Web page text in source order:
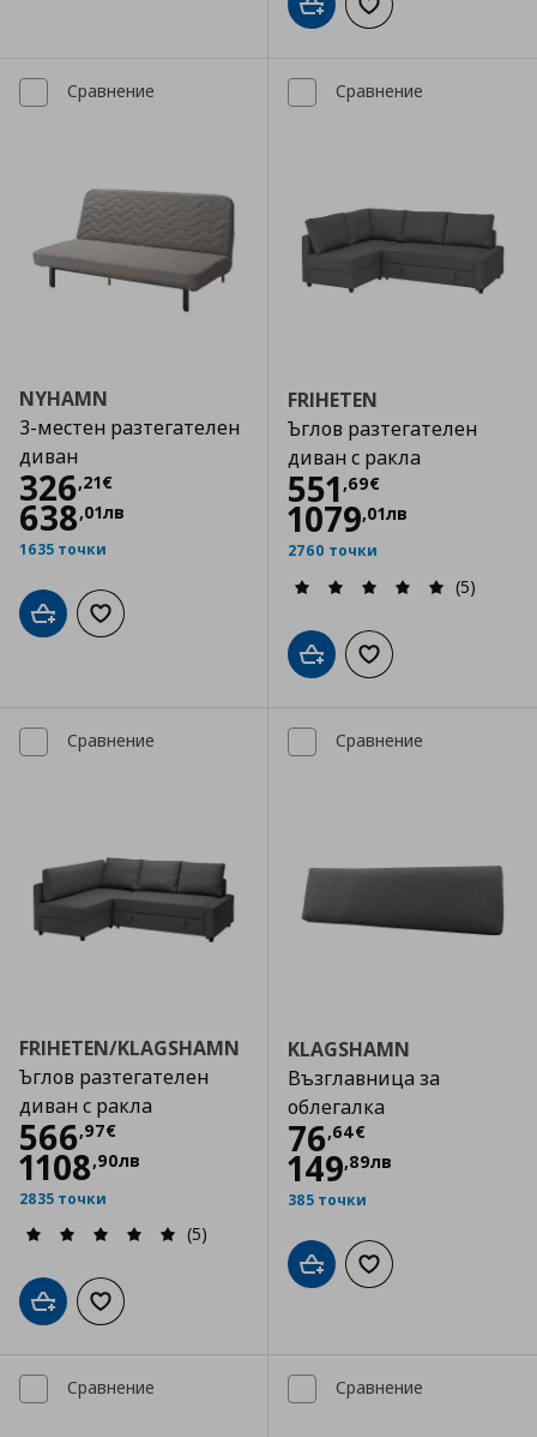
Добави в кошницата
Добави към
Сравнение
NYHAMN
3-местен разтегателен
диван
326,21€
Цена
638,01лв
1635 точки
Добави в кошницата
Добави към списъка с любими
Сравнение
FRIHETEN
Ъглов разтегателен
диван с ракла
551 ,69€
Цена
1079,01лв
2760 точки
(5)
Добави в кошницата
Добави към
Сравнение
FRIHETEN/KLAGSHAMN
Ъглов разтегателен
диван с ракла
566,97€
Цена566,97 €
1108,90лв
2835 точки
(5)
Добави в кошницата
Добави към списъка с любими
Сравнение
KLAGSHAMN
Възглавница за
облегалка
76,64€
Цена
149,89лв
385 точки
Добави в кошницата
Добави към
Сравнение Сравнение